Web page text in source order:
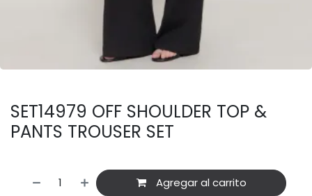
SET14979 OFF SHOULDER TOP &
PANTS TROUSER SET
Agregar al carrito